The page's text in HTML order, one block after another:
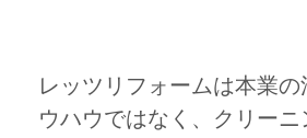
レッツリフォームは本業の
ウハウではなく、クリー